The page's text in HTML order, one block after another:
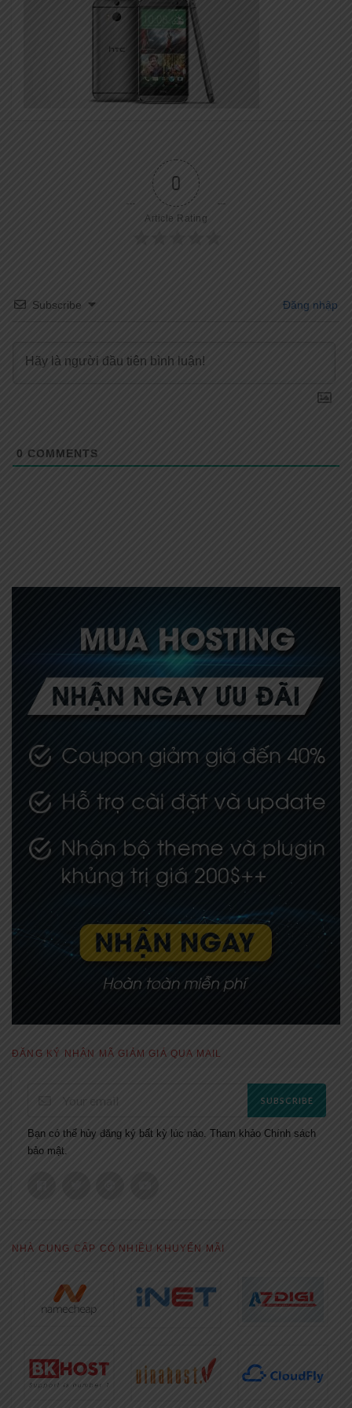
0
Article Rating
Subscribe Đăng nhập
0 COMMENTS
ĐĂNG KÝ NHẬN MÃ GIẢM GIÁ QUA MAIL
SUBSCRIBE
Bạn có thể hủy đăng ký bất kỳ lúc nào. Tham khảo Chính sách
bảo mật.
NHÀ CUNG CẤP CÓ NHIỀU KHUYẾN MÃI